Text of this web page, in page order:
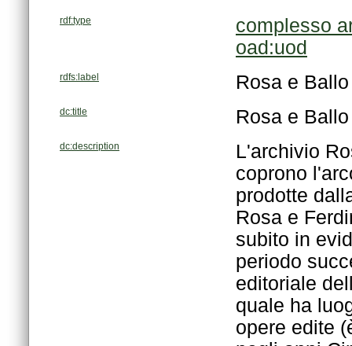
rdf:type
complesso
oad:uod
rdfs:label Rosa e
dc:title Rosa e
dc:description